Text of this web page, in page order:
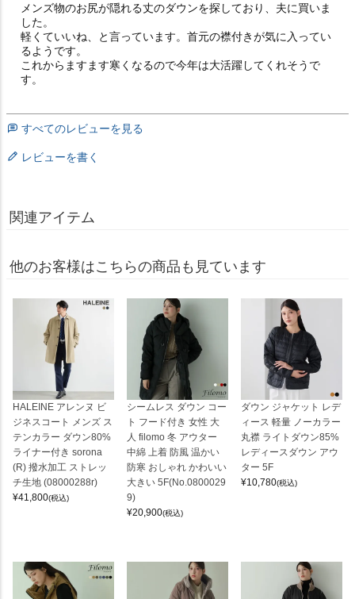
メンズ物のお尻が隠れる丈のダウンを探しており、夫に買いま
した。
軽くていいね、と言っています。首元の襟付きが気に入ってい
るようです。
これからますます寒くなるので今年は大活躍してくれそうで
す。
すべてのレビューを見る
レビューを書く
関連アイテム
他のお客様はこちらの商品も見ています
HALEINE アレンヌ ビ
ジネスコート メンズ ス
テンカラー ダウン80%
ライナー付き sorona
(R) 撥水加工 ストレッ
チ生地 (08000288r)
¥41,800(税込)
シームレス ダウン コー
ト フード付き 女性 大
人 filomo 冬 アウター
中綿 上着 防風 温かい
防寒 おしゃれ かわいい
大きい 5F(No.0800029
9)
¥20,900(税込)
ダウン ジャケット レデ
ィース 軽量 ノーカラー
丸襟 ライトダウン85%
レディースダウン アウ
ター 5F
¥10,780(税込)